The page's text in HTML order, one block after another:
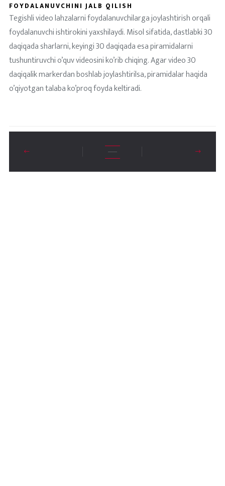
FOYDALANUVCHINI JALB QILISH
Tegishli video lahzalarni foydalanuvchilarga joylashtirish orqali
foydalanuvchi ishtirokini yaxshilaydi. Misol sifatida, dastlabki 30
daqiqada sharlarni, keyingi 30 daqiqada esa piramidalarni
tushuntiruvchi o’quv videosini ko’rib chiqing. Agar video 30
daqiqalik markerdan boshlab joylashtirilsa, piramidalar haqida
o’qiyotgan talaba ko’proq foyda keltiradi.